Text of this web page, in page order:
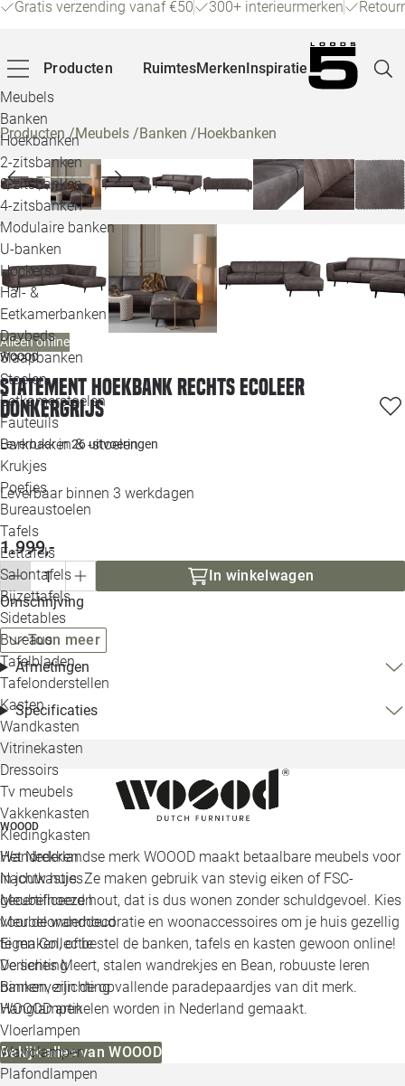
Gratis verzending vanaf €50 300+ interieurmerken
Producten
Meubels
Banken
Hoekbanken
2-zitsbanken
3-zitsbanken
4-zitsbanken
Modulaire banken
U-banken
Hockers
Hal- &
Eetkamerbanken
Daybeds
Slaapbanken
Stoelen
Eetkamerstoelen
Fauteuils
Barkrukken & -stoelen
Krukjes
Poefjes
Bureaustoelen
Tafels
Eettafels
Salontafels
Bijzettafels
Sidetables
Bureaus
Tafelbladen
Tafelonderstellen
Kasten
Wandkasten
Vitrinekasten
Dressoirs
Tv meubels
Vakkenkasten
Kledingkasten
Wandrekken
Nachtkastjes
Meubelhoezen
Meubelonderhoud
Eigen Collectie
Verlichting
Binnenverlichting
Hanglampen
Vloerlampen
Wandlampen
Plafondlampen
RuimtesMerkenInspiratie
Alle
Producten/Meubels /Banken /Hoekbanken
Alleen online
WOOOD
Statement hoekbank rechts ecoleer
donkergrijs
Leverbaar in26 uitvoeringen
Leverbaar binnen 3 werkdagen
1.999,-
In winkelwagen
Omschrijving
Toon meer
Afmetingen
Specificaties
WOOOD
Het Nederlandse merk WOOOD maakt betaalbare meubels voor
in jouw huis. Ze maken gebruik van stevig eiken of FSC-
gecertificeerd hout, dat is dus wonen zonder schuldgevoel. Kies
voor de wanddecoratie en woonaccessoires om je huis gezellig
te maken, of bestel de banken, tafels en kasten gewoon online!
De series Meert, stalen wandrekjes en Bean, robuuste leren
banken, zijn de opvallende paradepaardjes van dit merk.
WOOOD artikelen worden in Nederland gemaakt.
Bekijk alles van WOOOD